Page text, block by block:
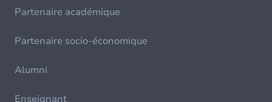
Partenaire académique
Partenaire socio-économique
Alumni
Enseignant